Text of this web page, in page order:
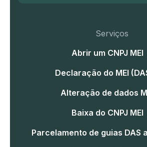
Serviços
Abrir um CNPJ MEI
Declaração do MEI
Alteração de dados
Baixa do CNPJ MEI
Parcelamento de guias DAS